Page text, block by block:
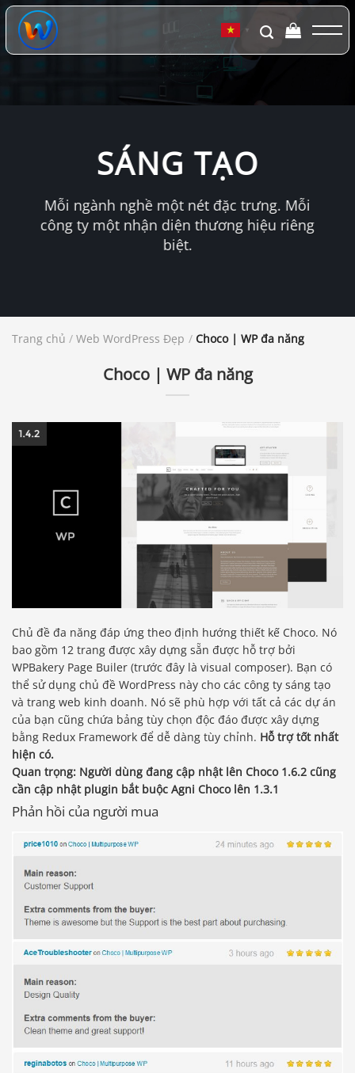
Chuyển
đến
dung
▼
SÁNG TẠO
Mỗi ngành nghề một nét đặc trưng. Mỗi
công ty một nhận diện thương hiệu riêng
biệt.
Trang chủ / Web WordPress Đẹp / Choco | WP đa năng
Choco | WP đa năng
Chủ đề đa năng đáp ứng theo định hướng thiết kế Choco. Nó
bao gồm 12 trang được xây dựng sẵn được hỗ trợ bởi
WPBakery Page Builer (trước đây là visual composer). Bạn có
thể sử dụng chủ đề WordPress này cho các công ty sáng tạo
và trang web kinh doanh. Nó sẽ phù hợp với tất cả các dự án
của bạn cũng chứa bảng tùy chọn độc đáo được xây dựng
bằng Redux Framework để dễ dàng tùy chỉnh. Hỗ trợ tốt nhất
hiện có.
Quan trọng: Người dùng đang cập nhật lên Choco 1.6.2 cũng
cần cập nhật plugin bắt buộc Agni Choco lên 1.3.1
Phản hồi của người mua